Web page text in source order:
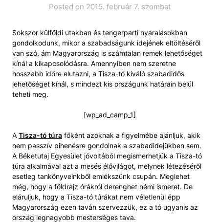
Posted on 2015. február 7. szombat
Sokszor külföldi utakban és tengerparti nyaralásokban
gondolkodunk, mikor a szabadságunk idejének eltöltéséről
van szó, ám Magyarország is számtalan remek lehetőséget
kínál a kikapcsolódásra. Amennyiben nem szeretne
hosszabb időre elutazni, a Tisza-tó kiváló szabadidős
lehetőséget kínál, s mindezt kis országunk határain belül
teheti meg.
[wp_ad_camp_1]
A Tisza-tó túra főként azoknak a figyelmébe ajánljuk, akik
nem passzív pihenésre gondolnak a szabadidejükben sem.
A Béketutaj Egyesület jóvoltából megismerhetjük a Tisza-tó
túra alkalmával azt a mesés élővilágot, melynek létezéséről
esetleg tankönyveinkből emlékszünk csupán. Meglehet
még, hogy a földrajz órákról derenghet némi ismeret. De
eláruljuk, hogy a Tisza-tó túrákat nem véletlenül épp
Magyarország ezen taván szervezzük, ez a tó ugyanis az
ország legnagyobb mesterséges tava.